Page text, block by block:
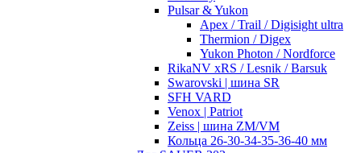
Pulsar & Yukon
Apex / Trail / Digisight ultra
Thermion / Digex
Yukon Photon / Nordforce
RikaNV xRS / Lesnik / Barsuk
Swarovski | шина SR
SFH VARD
Venox | Patriot
Zeiss | шина ZM/VM
Кольца 26-30-34-35-36-40 мм